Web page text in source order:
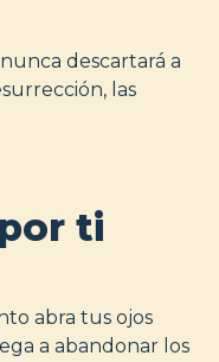
descartará a
las
ti
abra tus ojos
a abandonar los